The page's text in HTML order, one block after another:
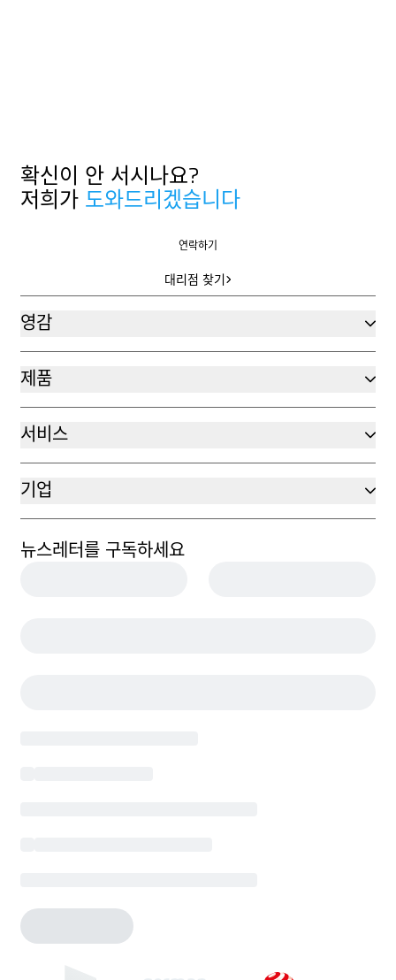
확신이 안 서시나요?
저희가 도와드리겠습니다
연락하기
대리점 찾기
영감
제품
서비스
기업
뉴스레터를 구독하세요